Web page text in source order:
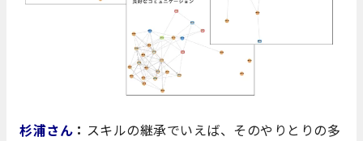
杉浦さん ： スキルの継承でいえば、そのやりとりの多